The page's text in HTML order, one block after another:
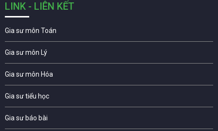
LINK - LIÊN KẾT
Gia sư môn Toán
Gia sư môn Lý
Gia sư môn Hóa
Gia sư tiểu học
Gia sư báo bài